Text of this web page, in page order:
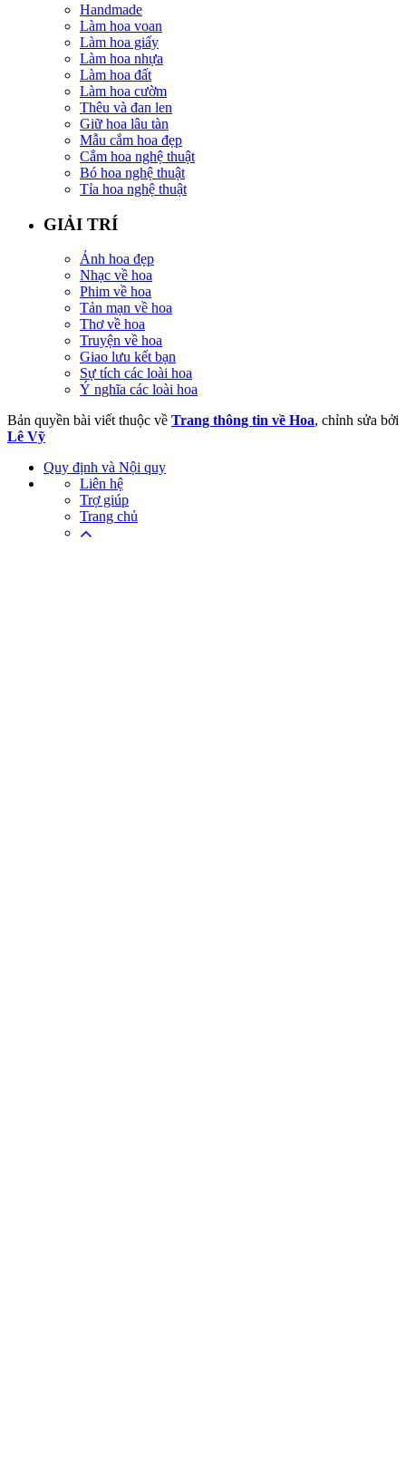
Handmade
Làm hoa voan
Làm hoa giấy
Làm hoa nhựa
Làm hoa đất
Làm hoa cườm
Thêu và đan len
Giữ hoa lâu tàn
Mẫu cắm hoa đẹp
Cắm hoa nghệ thuật
Bó hoa nghệ thuật
Tỉa hoa nghệ thuật
GIẢI TRÍ
Ảnh hoa đẹp
Nhạc về hoa
Phim về hoa
Tản mạn về hoa
Thơ về hoa
Truyện về hoa
Giao lưu kết bạn
Sự tích các loài hoa
Ý nghĩa các loài hoa
Bản quyền bài viết thuộc về Trang thông tin về Hoa, chỉnh sửa bởi
Lê Vỹ
Quy định và Nội quy
Liên hệ
Trợ giúp
Trang chủ